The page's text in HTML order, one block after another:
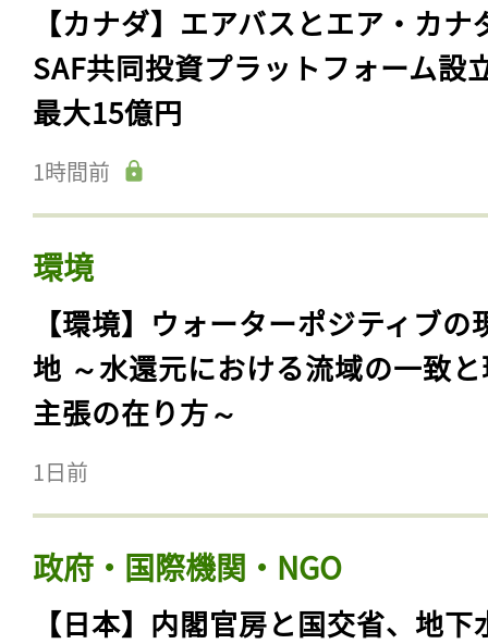
【カナダ】エアバスとエア・カナ
SAF共同投資プラットフォーム設
最大15億円
1時間前
環境
【環境】ウォーターポジティブの
地 ～水還元における流域の一致
主張の在り方～
1日前
政府・国際機関・NGO
【日本】内閣官房と国交省、地下